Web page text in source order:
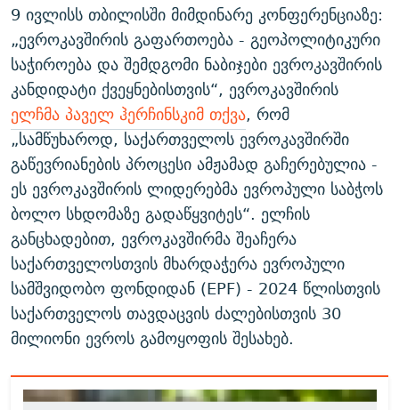
9 ივლისს თბილისში მიმდინარე კონფერენციაზე:
„ევროკავშირის გაფართოება - გეოპოლიტიკური
საჭიროება და შემდგომი ნაბიჯები ევროკავშირის
კანდიდატი ქვეყნებისთვის“, ევროკავშირის
ელჩმა პაველ ჰერჩინსკიმ თქვა, რომ
„სამწუხაროდ, საქართველოს ევროკავშირში
გაწევრიანების პროცესი ამჟამად გაჩერებულია -
ეს ევროკავშირის ლიდერებმა ევროპული საბჭოს
ბოლო სხდომაზე გადაწყვიტეს“. ელჩის
განცხადებით, ევროკავშირმა შეაჩერა
საქართველოსთვის მხარდაჭერა ევროპული
სამშვიდობო ფონდიდან (EPF) - 2024 წლისთვის
საქართველოს თავდაცვის ძალებისთვის 30
მილიონი ევროს გამოყოფის შესახებ.